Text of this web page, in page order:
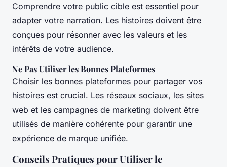
Comprendre votre public cible est essentiel pour
adapter votre narration. Les histoires doivent être
conçues pour résonner avec les valeurs et les
intérêts de votre audience.
Ne Pas Utiliser les Bonnes Plateformes
Choisir les bonnes plateformes pour partager vos
histoires est crucial. Les réseaux sociaux, les sites
web et les campagnes de marketing doivent être
utilisés de manière cohérente pour garantir une
expérience de marque unifiée.
Conseils Pratiques pour Utiliser le